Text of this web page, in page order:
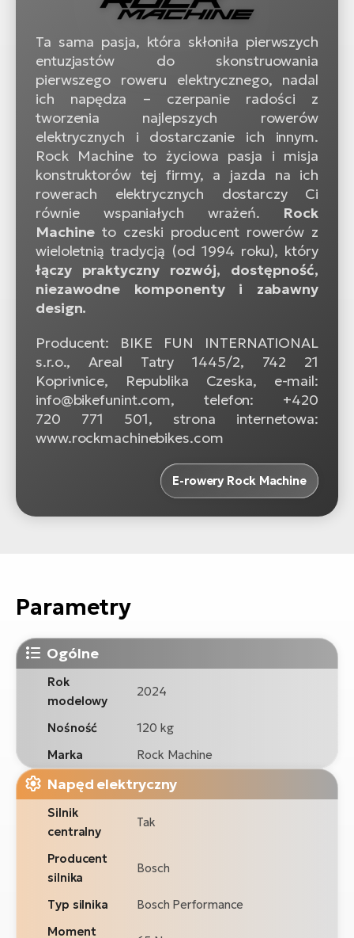
Ta sama pasja, która skłoniła pierwszych
entuzjastów do skonstruowania
pierwszego roweru elektrycznego, nadal
ich napędza – czerpanie radości z
tworzenia najlepszych rowerów
elektrycznych i dostarczanie ich innym.
Rock Machine to życiowa pasja i misja
konstruktorów tej firmy, a jazda na ich
rowerach elektrycznych dostarczy Ci
równie wspaniałych wrażeń. Rock
Machine to czeski producent rowerów z
wieloletnią tradycją (od 1994 roku), który
łączy praktyczny rozwój, dostępność,
niezawodne komponenty i zabawny
design.
Producent: BIKE FUN INTERNATIONAL
s.r.o., Areal Tatry 1445/2, 742 21
Koprivnice, Republika Czeska, e-mail:
info@bikefunint.com, telefon: +420
720 771 501, strona internetowa:
www.rockmachinebikes.com
E-rowery Rock Machine
Parametry
Ogólne
Rok
modelowy
2024
Nośność
120 kg
Marka
Rock Machine
Napęd elektryczny
Silnik
centralny
Tak
Producent
silnika
Bosch
Typ silnika
Bosch Performance
Moment